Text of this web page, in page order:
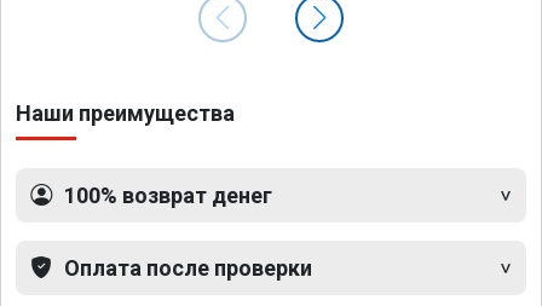
Наши преимущества
100% возврат денег
Оплата после проверки